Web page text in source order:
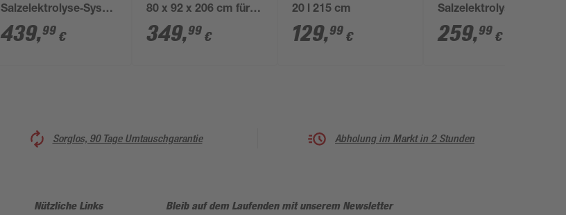
Salzelektrolyse‑System
'One Salt' 15 g/h, für
Pools bis ca. 75 m³
439,99 €
80 x 92 x 206 cm für
Einbaubecken
349,99 €
20 l 215 cm
129,99 €
Salzelektrolyse‑System
'One Salt' 4 g/h, für
Pools bis ca. 25 m³
259,99 €
Sorglos, 90 Tage Umtauschgarantie Abholung im Markt in 2 Stunden
Nützliche Links Bleib auf dem Laufenden mit unserem Newsletter